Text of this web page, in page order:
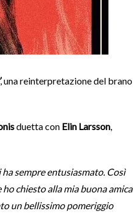
, una reinterpretazione del brano
duetta con Elin Larsson,
sempre entusiasmato. Così
ho chiesto alla mia buona amica
un bellissimo pomeriggio